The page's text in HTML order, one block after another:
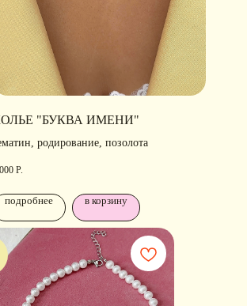
"БУКВА ИМЕНИ"
родирование, позолота
Р.
подробнее в корзину